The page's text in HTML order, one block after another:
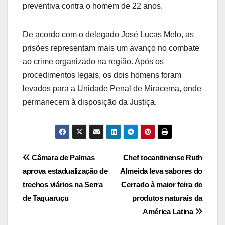
preventiva contra o homem de 22 anos.
De acordo com o delegado José Lucas Melo, as
prisões representam mais um avanço no combate
ao crime organizado na região. Após os
procedimentos legais, os dois homens foram
levados para a Unidade Penal de Miracema, onde
permanecem à disposição da Justiça.
Post
navigation
Chef tocantinense Ruth
Almeida leva sabores do
Cerrado à maior feira de
produtos naturais da
América Latina
Câmara de Palmas
aprova estadualização de
trechos viários na Serra
de Taquaruçu